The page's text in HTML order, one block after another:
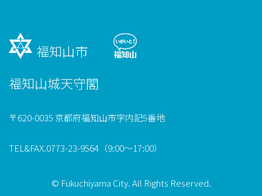
福知山市
福知山城天守閣
〒620-0035 京都府福知山市字内記5番地
TEL&FAX.0773-23-9564（9:00～17:00）
© Fukuchiyama City. All Rights Reserved.